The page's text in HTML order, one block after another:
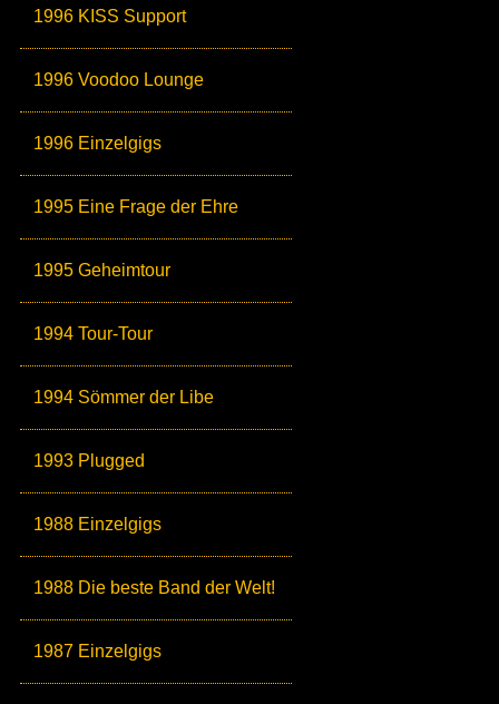
1996 KISS Support
1996 Voodoo Lounge
1996 Einzelgigs
1995 Eine Frage der Ehre
1995 Geheimtour
1994 Tour-Tour
1994 Sömmer der Libe
1993 Plugged
1988 Einzelgigs
1988 Die beste Band der Welt!
1987 Einzelgigs